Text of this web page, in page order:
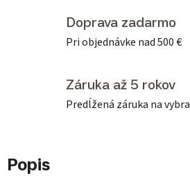
Doprava zadarmo
Pri objednávke nad 500 €
Záruka až 5 rokov
Predĺžená záruka na
Popis